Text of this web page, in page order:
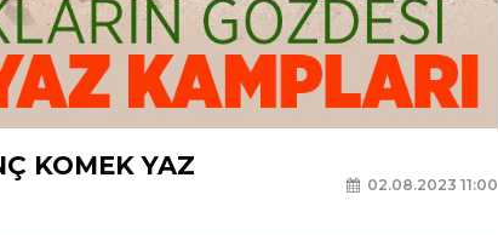
KOMEK YAZ
02.08.2023 11:00